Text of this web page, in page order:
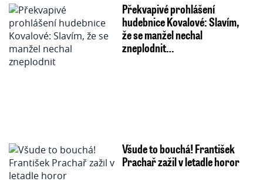
Překvapivé prohlášení
hudebnice Kovalové: Slavím,
že se manžel nechal
zneplodnit…
Všude to bouchá! František
Prachař zažil v letadle horor